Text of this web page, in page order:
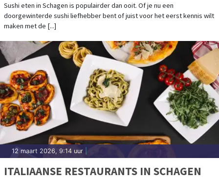
Sushi eten in Schagen is populairder dan ooit. Of je nu een
doorgewinterde sushi liefhebber bent of juist voor het eerst kennis wilt
maken met de [...]
12 maart 2026, 9:14 uur
ITALIAANSE RESTAURANTS IN SCHAGEN